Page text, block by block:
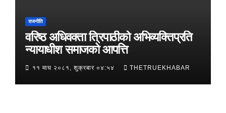
राजनीति
वरिष्ठ अधिवक्ता त्रिपाठीको अभिव्यक्तिप्रति
न्यायाधीश समाजको आपत्ति
११ माघ २०८१, शुक्रबार ०४:५४ THETRUEKHABAR